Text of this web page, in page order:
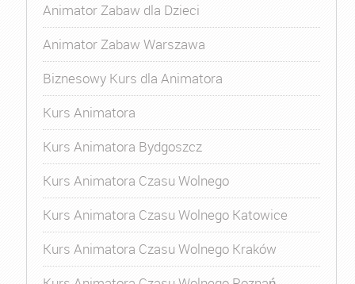
Animator Zabaw dla Dzieci
Animator Zabaw Warszawa
Biznesowy Kurs dla Animatora
Kurs Animatora
Kurs Animatora Bydgoszcz
Kurs Animatora Czasu Wolnego
Kurs Animatora Czasu Wolnego Katowice
Kurs Animatora Czasu Wolnego Kraków